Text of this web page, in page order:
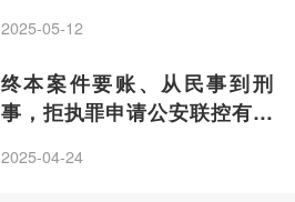
2025-05-12
终本案件要账、从民事到刑
事，拒执罪申请公安联控有多
2025-04-24